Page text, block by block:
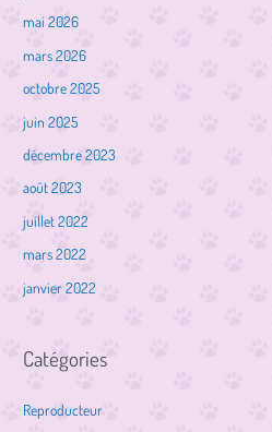
mai 2026
mars 2026
octobre 2025
juin 2025
décembre 2023
août 2023
juillet 2022
mars 2022
janvier 2022
Catégories
Reproducteur